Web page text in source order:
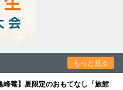
もっと見る
峰菴】夏限定のおもてなし「旅館